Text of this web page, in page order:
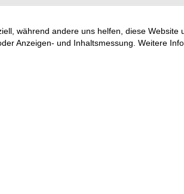
während andere uns helfen, diese
Anzeigen- und Inhaltsmessung. Weitere